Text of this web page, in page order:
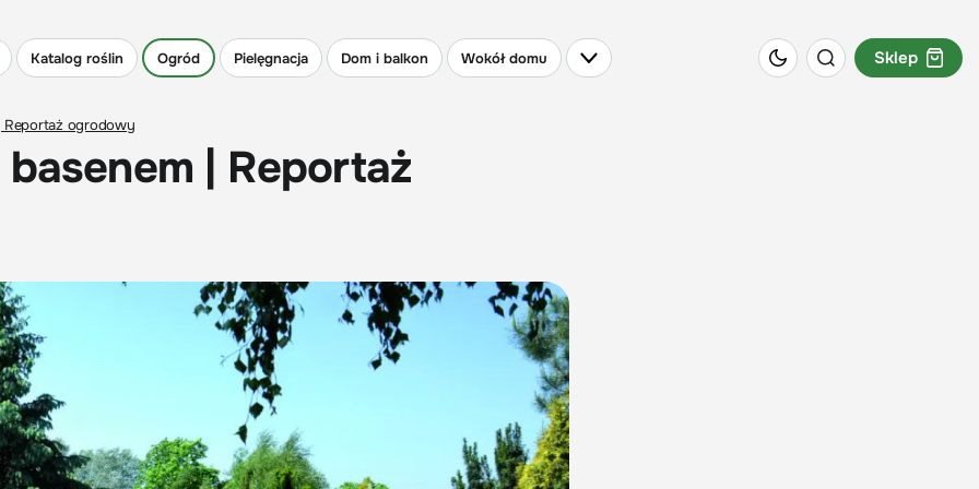
Katalog roślin Ogród Pielęgnacja Dom i balkon Wokół domu Sklep
Reportaż ogrodowy
| Reportaż